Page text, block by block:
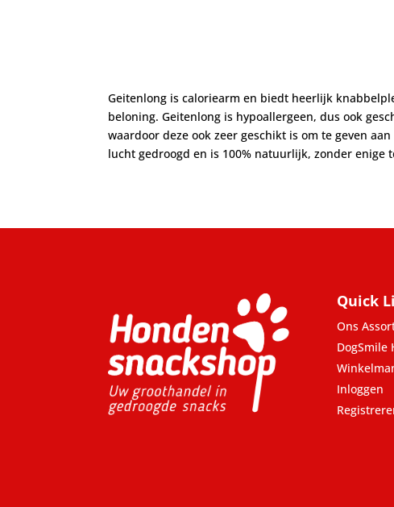
Geitenlong is caloriearm en biedt heerlijk
beloning. Geitenlong is hypoallergeen, dus ook
waardoor deze ook zeer geschikt is om te geven
lucht gedroogd en is 100% natuurlijk, zonder enige
Quick
Ons
DogSmile
Inloggen